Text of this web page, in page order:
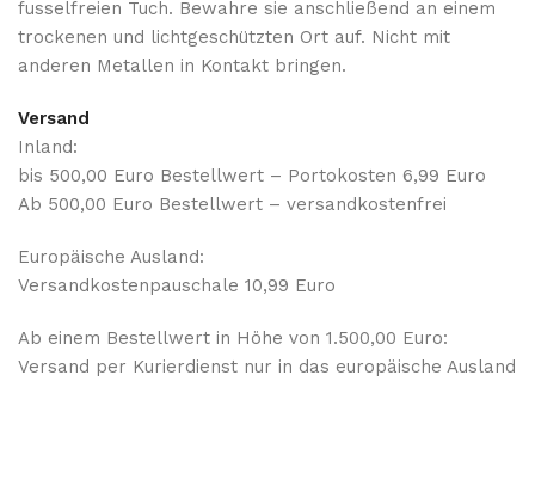
fusselfreien Tuch. Bewahre sie anschließend an einem
trockenen und lichtgeschützten Ort auf. Nicht mit
anderen Metallen in Kontakt bringen.
Versand
Inland:
bis 500,00 Euro Bestellwert – Portokosten 6,99 Euro
Ab 500,00 Euro Bestellwert – versandkostenfrei
Europäische Ausland:
Versandkostenpauschale 10,99 Euro
Ab einem Bestellwert in Höhe von 1.500,00 Euro:
Versand per Kurierdienst nur in das europäische Ausland